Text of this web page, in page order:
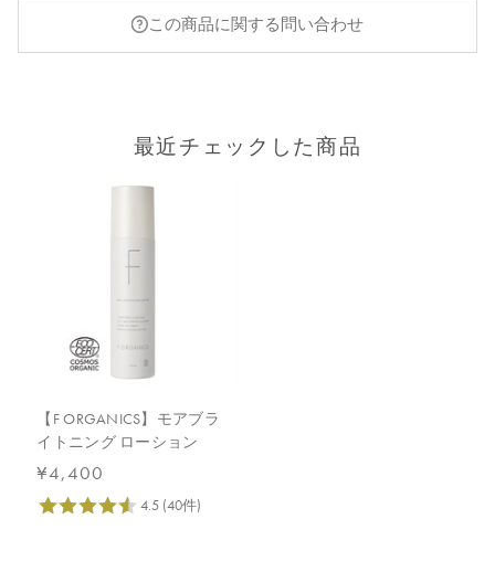
この商品に関する問い合わせ
最近チェックした商品
【F ORGANICS】モアブラ
イトニング ローション
¥4,400